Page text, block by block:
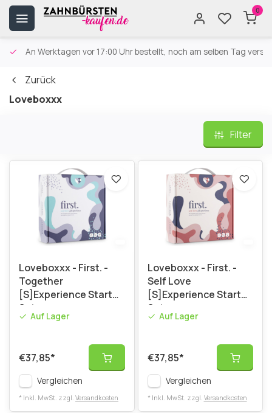
0
An Werktagen vor 17:00 Uhr bestellt, noch am selben Tag
Zurück
Loveboxxx
Filter
Loveboxxx - First. -
Together
[S]Experience Starter
Set
Auf Lager
€37,85*
Vergleichen
* Inkl. MwSt. zzgl. Versandkosten
Loveboxxx - First. -
Self Love
[S]Experience Starter
Set
Auf Lager
€37,85*
Vergleichen
* Inkl. MwSt. zzgl. Versandkosten